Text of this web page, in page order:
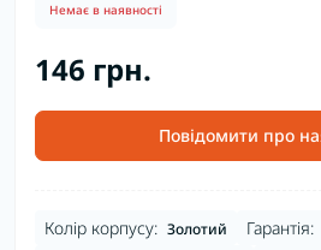
Немає в наявності
146 грн.
Повідомити про
Колір корпусу: Золотий Гарантія: